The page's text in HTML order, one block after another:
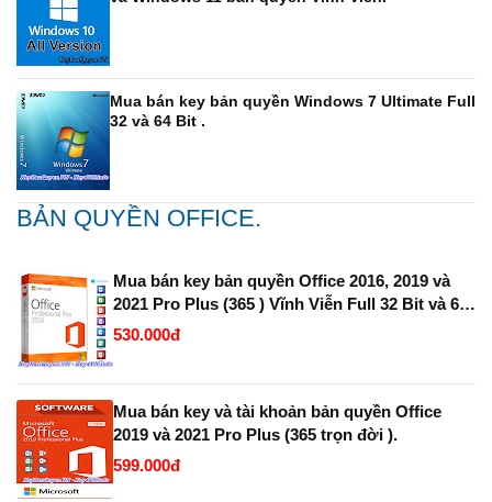
Mua bán key bản quyền Windows 7 Ultimate Full
32 và 64 Bit .
BẢN QUYỀN OFFICE.
Mua bán key bản quyền Office 2016, 2019 và
2021 Pro Plus (365 ) Vĩnh Viễn Full 32 Bit và 64
Bit.
530.000đ
Mua bán key và tài khoản bản quyền Office
2019 và 2021 Pro Plus (365 trọn đời ).
599.000đ